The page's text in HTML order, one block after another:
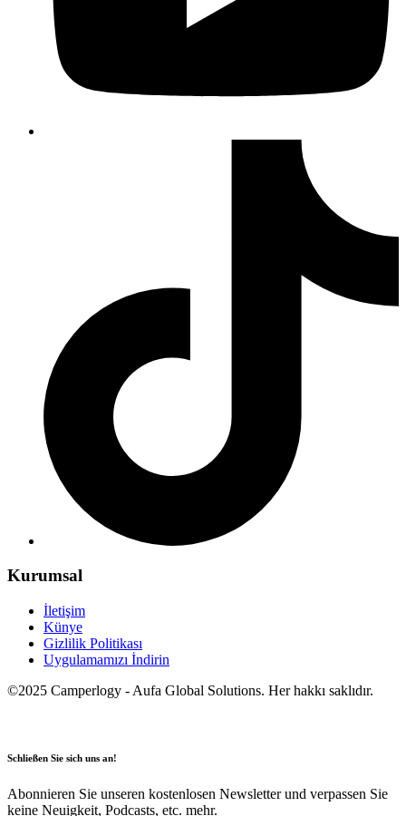
Kurumsal
İletişim
Künye
Gizlilik Politikası
Uygulamamızı İndirin
©2025 Camperlogy - Aufa Global Solutions. Her hakkı saklıdır.
Schließen Sie sich uns an!
Abonnieren Sie unseren kostenlosen Newsletter und verpassen Sie
keine Neuigkeit, Podcasts, etc. mehr.